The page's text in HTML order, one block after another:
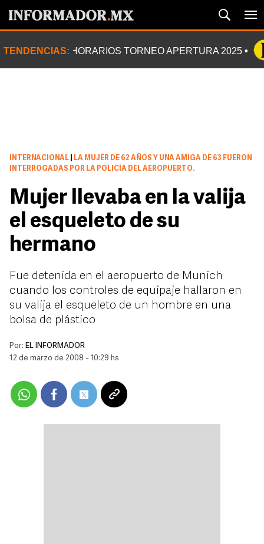
TENDENCIAS: HORARIOS TORNEO APERTURA 2025
INTERNACIONAL
LA MUJER DE 62 AÑOS Y UNA AMIGA DE 63 FUERON
INTERROGADAS POR LA POLICÍA DEL AEROPUERTO.
Mujer llevaba en la valija
el esqueleto de su
hermano
Fue detenida en el aeropuerto de Munich
cuando los controles de equipaje hallaron en
su valija el esqueleto de un hombre en una
bolsa de plástico
Por: EL INFORMADOR
12 de marzo de 2008 - 10:29 hs